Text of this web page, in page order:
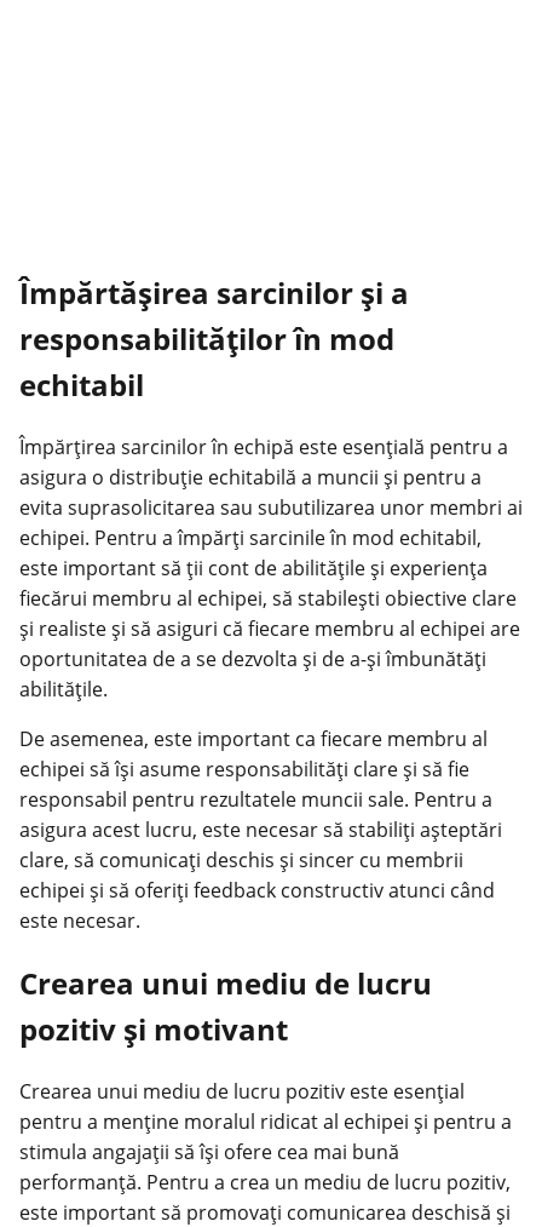
Împărtășirea sarcinilor și a
responsabilităților în mod
echitabil
Împărțirea sarcinilor în echipă este esențială pentru a
asigura o distribuție echitabilă a muncii și pentru a
evita suprasolicitarea sau subutilizarea unor membri ai
echipei. Pentru a împărți sarcinile în mod echitabil,
este important să ții cont de abilitățile și experiența
fiecărui membru al echipei, să stabilești obiective clare
și realiste și să asiguri că fiecare membru al echipei are
oportunitatea de a se dezvolta și de a-și îmbunătăți
abilitățile.
De asemenea, este important ca fiecare membru al
echipei să își asume responsabilități clare și să fie
responsabil pentru rezultatele muncii sale. Pentru a
asigura acest lucru, este necesar să stabiliți așteptări
clare, să comunicați deschis și sincer cu membrii
echipei și să oferiți feedback constructiv atunci când
este necesar.
Crearea unui mediu de lucru
pozitiv și motivant
Crearea unui mediu de lucru pozitiv este esențial
pentru a menține moralul ridicat al echipei și pentru a
stimula angajații să își ofere cea mai bună
performanță. Pentru a crea un mediu de lucru pozitiv,
este important să promovați comunicarea deschisă și